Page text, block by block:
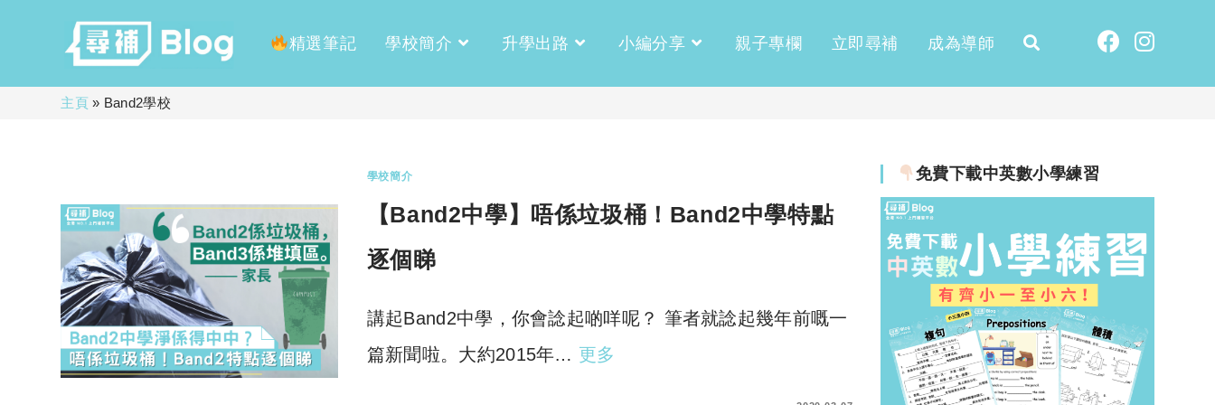
精選筆記 學校簡介 升學出路 小編分享 親子專欄 立即尋補 成為導師
主頁» Band2學校
學校簡介
【Band2中學】唔係垃圾桶！Band2中學特點
逐個睇
講起Band2中學，你會諗起啲咩呢？ 筆者就諗起幾年前嘅一
篇新聞啦。大約2015年… 更多
免費下載中英數小學練習